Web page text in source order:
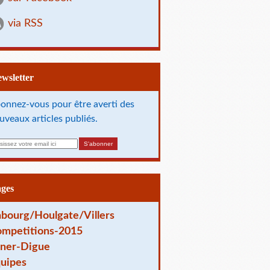
via RSS
vous pour être averti des
articles publiés.
Houlgate/Villers
2015
Digue